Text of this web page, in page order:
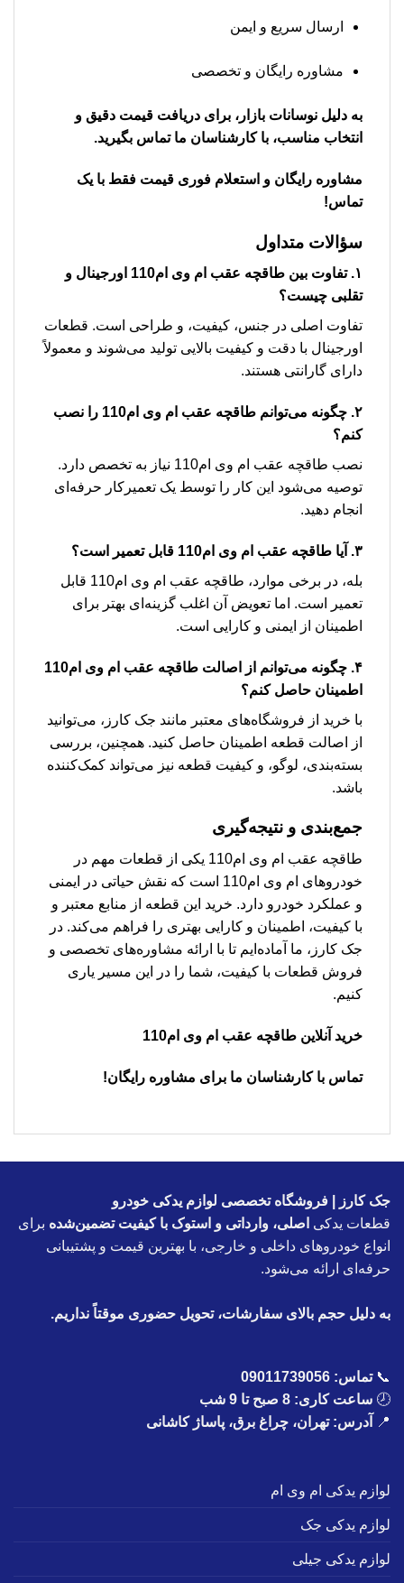
ارسال سریع و ایمن
مشاوره رایگان و تخصصی
به دلیل نوسانات بازار، برای دریافت قیمت دقیق و
انتخاب مناسب، با کارشناسان ما تماس بگیرید.
مشاوره رایگان و استعلام فوری قیمت فقط با یک
تماس!
سؤالات متداول
۱. تفاوت بین طاقچه عقب ام وی ام110 اورجینال و
تقلبی چیست؟
تفاوت اصلی در جنس، کیفیت، و طراحی است. قطعات
اورجینال با دقت و کیفیت بالایی تولید می‌شوند و معمولاً
دارای گارانتی هستند.
۲. چگونه می‌توانم طاقچه عقب ام وی ام110 را نصب
کنم؟
نصب طاقچه عقب ام وی ام110 نیاز به تخصص دارد.
توصیه می‌شود این کار را توسط یک تعمیرکار حرفه‌ای
انجام دهید.
۳. آیا طاقچه عقب ام وی ام110 قابل تعمیر است؟
بله، در برخی موارد، طاقچه عقب ام وی ام110 قابل
تعمیر است. اما تعویض آن اغلب گزینه‌ای بهتر برای
اطمینان از ایمنی و کارایی است.
۴. چگونه می‌توانم از اصالت طاقچه عقب ام وی ام110
اطمینان حاصل کنم؟
با خرید از فروشگاه‌های معتبر مانند جک کارز، می‌توانید
از اصالت قطعه اطمینان حاصل کنید. همچنین، بررسی
بسته‌بندی، لوگو، و کیفیت قطعه نیز می‌تواند کمک‌کننده
باشد.
جمع‌بندی و نتیجه‌گیری
طاقچه عقب ام وی ام110 یکی از قطعات مهم در
خودروهای ام وی ام110 است که نقش حیاتی در ایمنی
و عملکرد خودرو دارد. خرید این قطعه از منابع معتبر و
با کیفیت، اطمینان و کارایی بهتری را فراهم می‌کند. در
جک کارز، ما آماده‌ایم تا با ارائه مشاوره‌های تخصصی و
فروش قطعات با کیفیت، شما را در این مسیر یاری
کنیم.
خرید آنلاین طاقچه عقب ام وی ام110
تماس با کارشناسان ما برای مشاوره رایگان!
جک کارز | فروشگاه تخصصی لوازم یدکی خودرو
قطعات یدکی اصلی، وارداتی و استوک با کیفیت تضمین‌شده برای
انواع خودروهای داخلی و خارجی، با بهترین قیمت و پشتیبانی
حرفه‌ای ارائه می‌شود.
به دلیل حجم بالای سفارشات، تحویل حضوری موقتاً نداریم.
📞تماس: 09011739056
🕗 ساعت کاری: 8 صبح تا 9 شب
📍
آدرس: تهران، چراغ برق، پاساژ کاشانی
لوازم یدکی ام وی ام
لوازم یدکی جک
لوازم یدکی جیلی